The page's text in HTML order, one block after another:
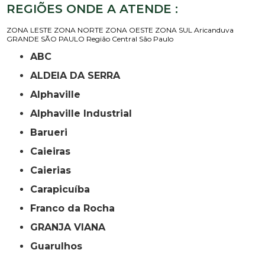
REGIÕES ONDE A ATENDE :
ZONA LESTE ZONA NORTE ZONA OESTE ZONA SUL Aricanduva
GRANDE SÃO PAULO Região Central São Paulo
ABC
ALDEIA DA SERRA
Alphaville
Alphaville Industrial
Barueri
Caieiras
Caierias
Carapicuíba
Franco da Rocha
GRANJA VIANA
Guarulhos